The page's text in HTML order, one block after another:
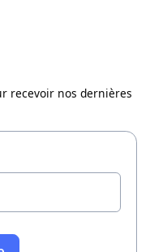
recevoir nos dernières